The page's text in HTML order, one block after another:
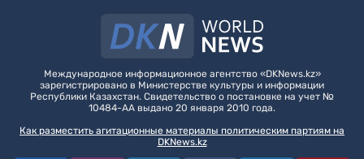
Международное информационное агентство «DKNews.kz»
зарегистрировано в Министерстве культуры и информации
Республики Казахстан. Свидетельство о постановке на учет №
10484-АА выдано 20 января 2010 года.
Как разместить агитационные материалы политическим партиям на
DKNews.kz